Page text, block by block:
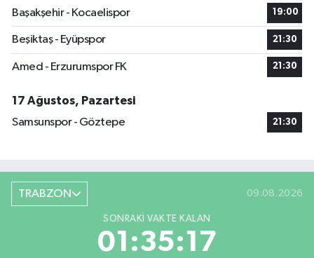
Başakşehir - Kocaelispor
19:00
Beşiktaş - Eyüpspor 21:30
Amed - Erzurumspor FK 21:30
17 Ağustos, Pazartesi
Samsunspor - Göztepe
21:30
TRABZON 09.08.2026
SONRAKI VAKTE KALAN
01:35:16